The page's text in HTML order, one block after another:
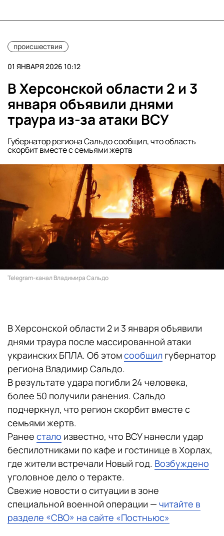
происшествия
01 ЯНВАРЯ 2026 10:12
В Херсонской области 2 и 3
января объявили днями
траура из-за атаки ВСУ
Губернатор региона Сальдо сообщил, что область
скорбит вместе с семьями жертв
Telegram-канал Владимира Сальдо
В Херсонской области 2 и 3 января объявили
днями траура после массированной атаки
украинских БПЛА. Об этомсообщил губернатор
региона Владимир Сальдо.
В результате удара погибли 24 человека,
более 50 получили ранения. Сальдо
подчеркнул, что регион скорбит вместе с
семьями жертв.
Ранее стало известно, что ВСУ нанесли удар
беспилотниками по кафе и гостинице в Хорлах,
где жители встречали Новый год. Возбуждено
уголовное дело о теракте.
Свежие новости о ситуации в зоне
специальной военной операции — читайте в
разделе «СВО» на сайте «Постньюс»